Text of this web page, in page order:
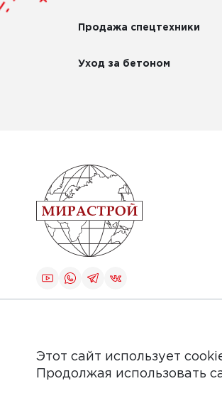
Продажа спецтехники
Уход за бетоном
Обращаем Ваше внимание на то,
Этот сайт использует
Продолжая использовать